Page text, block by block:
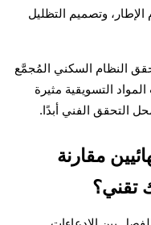
الإطار، وتصميم التظليل
النظام السكني المُجمَّع
التسويقية مثيرة
التحقق الفني أبدًا.
مقارنة
تقني؟